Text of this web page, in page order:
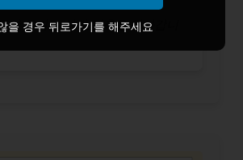
안 우리는 삶의 함축을 찾아갑니
을 경우 뒤로가기를 해주세요